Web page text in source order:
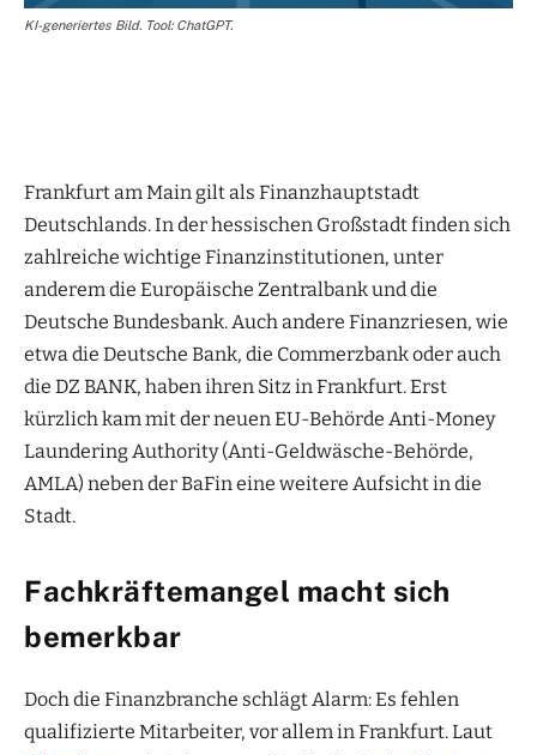
KI-generiertes Bild. Tool: ChatGPT.
Frankfurt am Main gilt als Finanzhauptstadt
Deutschlands. In der hessischen Großstadt finden sich
zahlreiche wichtige Finanzinstitutionen, unter
anderem die Europäische Zentralbank und die
Deutsche Bundesbank. Auch andere Finanzriesen, wie
etwa die Deutsche Bank, die Commerzbank oder auch
die DZ BANK, haben ihren Sitz in Frankfurt. Erst
kürzlich kam mit der neuen EU-Behörde Anti-Money
Laundering Authority (Anti-Geldwäsche-Behörde,
AMLA) neben der BaFin eine weitere Aufsicht in die
Stadt.
Fachkräftemangel macht sich
bemerkbar
Doch die Finanzbranche schlägt Alarm: Es fehlen
qualifizierte Mitarbeiter, vor allem in Frankfurt. Laut